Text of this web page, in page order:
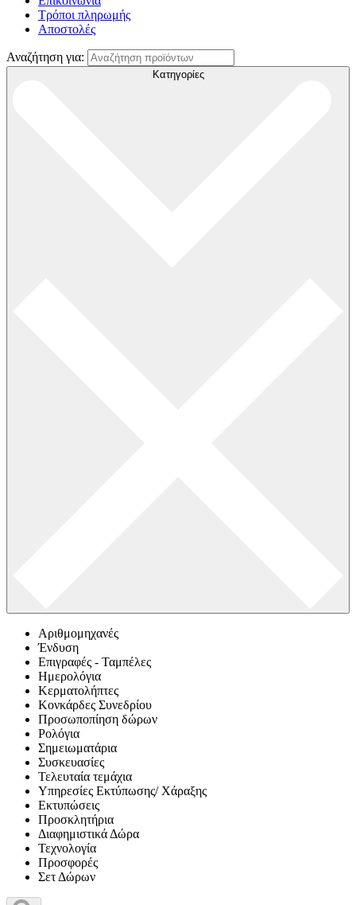
Τρόποι πληρωμής
Αποστολές
Αναζήτηση για:
Κατηγορίες
Αριθμομηχανές
Ένδυση
Επιγραφές - Ταμπέλες
Ημερολόγια
Κερματολήπτες
Κονκάρδες Συνεδρίου
Προσωποπίηση δώρων
Ρολόγια
Σημειωματάρια
Συσκευασίες
Τελευταία τεμάχια
Υπηρεσίες Εκτύπωσης/ Χάραξης
Εκτυπώσεις
Προσκλητήρια
Διαφημιστικά Δώρα
Τεχνολογία
Προσφορές
Σετ Δώρων